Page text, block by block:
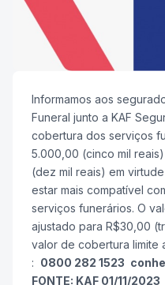
Informamos aos
Funeral junto a KAF
cobertura dos serviços
5.000,00 (cinco mil
(dez mil reais) em
estar mais compatível
serviços funerários. O
ajustado para R$30,00
valor de cobertura limite
: 0800 282 1523
FONTE: KAF 01/11/2023